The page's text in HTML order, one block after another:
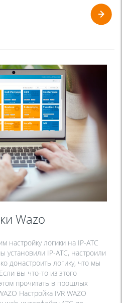
Wazo
настройку логики на IP-АТС
установили IP-АТС, настроили
донастроить логику, что мы
вы что-то из этого
прочитать в прошлых
Настройка IVR WAZO